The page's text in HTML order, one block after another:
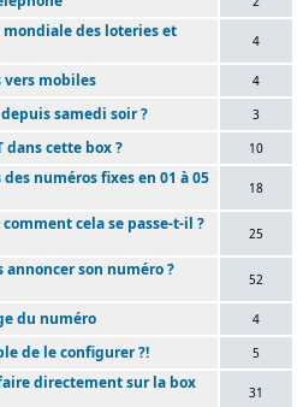
mondiale des loteries et
4
vers mobiles 4
samedi soir ? 3
dans cette box ? 10
numéros fixes en 01 à 05
18
cela se passe-t-il ? 25
annoncer son numéro ? 52
du numéro 4
de le configurer ?! 5
directement sur la box 31